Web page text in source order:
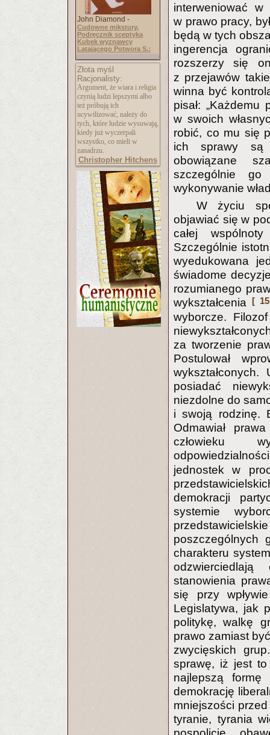
John Diamond -
Cudowne mikstury.
Podręcznik sceptyka
Kubek wyznawcy
Latającego Potwora S.:
Złota myśl
Racjonalisty:
Argument, że wiara i religia
czynią ludzi lepszymi albo
też próbują ich
ucywilizować, należy do
tych, które ludzie wysuwają,
kiedy już wyczerpali
wszystko, co mieli w
zanadrzu.
Christopher Hitchens
interweniować
w prawo pracy,
będą w tych
ingerencja
rozszerzy się
z przejawów
winna być
pisał:
w swoich
robić, co mu się
ich sprawy są
obowiązane
szczególnie go
wykonywanie
W życiu
objawiać się w
całej
Szczególnie
wyedukowana
świadome
rozumianego
wykształcenia [
wyborcze.
za tworzenie
Postulował
posiadać
niezdolne do
i swoją rodzinę.
Odmawiał
człowieku
jednostek w
demokracji
systemie
poszczególnych
charakteru
stanowienia
się przy
Legislatywa, jak
politykę, walkę
prawo zamiast
zwycięskich
sprawę, iż jest
najlepszą formę
demokrację
mniejszości
tyranie, tyrania